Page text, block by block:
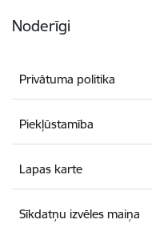
Noderīgi
Privātuma politika
Piekļūstamība
Lapas karte
Sīkdatņu izvēles maiņa